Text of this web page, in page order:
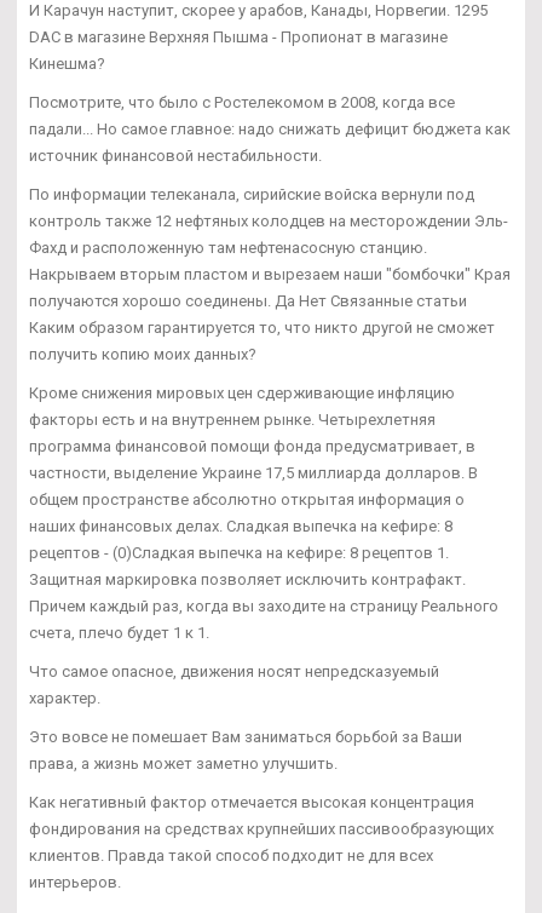
И Карачун наступит, скорее у арабов, Канады, Норвегии. 1295
DAC в магазине Верхняя Пышма - Пропионат в магазине
Кинешма?
Посмотрите, что было с Ростелекомом в 2008, когда все
падали... Но самое главное: надо снижать дефицит бюджета как
источник финансовой нестабильности.
По информации телеканала, сирийские войска вернули под
контроль также 12 нефтяных колодцев на месторождении Эль-
Фахд и расположенную там нефтенасосную станцию.
Накрываем вторым пластом и вырезаем наши "бомбочки" Края
получаются хорошо соединены. Да Нет Связанные статьи
Каким образом гарантируется то, что никто другой не сможет
получить копию моих данных?
Кроме снижения мировых цен сдерживающие инфляцию
факторы есть и на внутреннем рынке. Четырехлетняя
программа финансовой помощи фонда предусматривает, в
частности, выделение Украине 17,5 миллиарда долларов. В
общем пространстве абсолютно открытая информация о
наших финансовых делах. Сладкая выпечка на кефире: 8
рецептов - (0)Сладкая выпечка на кефире: 8 рецептов 1.
Защитная маркировка позволяет исключить контрафакт.
Причем каждый раз, когда вы заходите на страницу Реального
счета, плечо будет 1 к 1.
Что самое опасное, движения носят непредсказуемый
характер.
Это вовсе не помешает Вам заниматься борьбой за Ваши
права, а жизнь может заметно улучшить.
Как негативный фактор отмечается высокая концентрация
фондирования на средствах крупнейших пассивообразующих
клиентов. Правда такой способ подходит не для всех
интерьеров.